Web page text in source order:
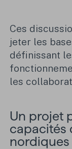
Ces
jeter les
définissant
les
Un projet
capacités
nordiques